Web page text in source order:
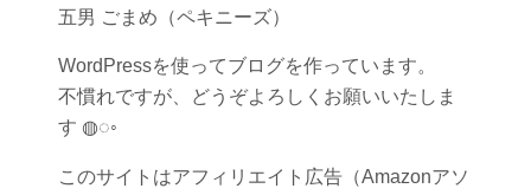
五男 ごまめ（ペキニーズ）
WordPressを使ってブログを作っています。
不慣れですが、どうぞよろしくお願いいたしま
す ◍◌◦
このサイトはアフィリエイト広告（Amazonアソ